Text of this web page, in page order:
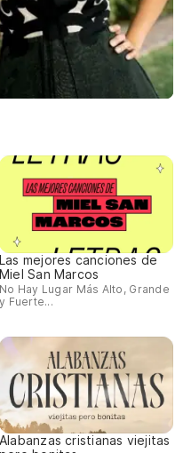
Las mejores canciones de
Miel San Marcos
No Hay Lugar Más Alto, Grande
y Fuerte...
Alabanzas cristianas viejitas